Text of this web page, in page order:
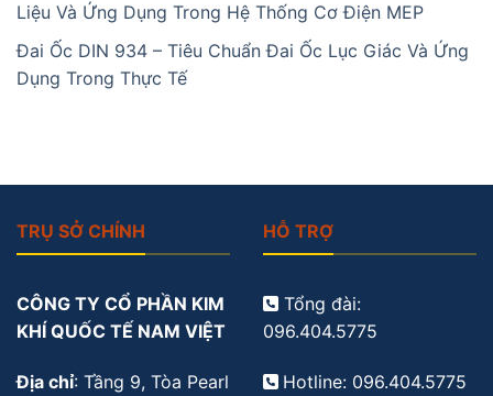
Liệu Và Ứng Dụng Trong Hệ Thống Cơ Điện MEP
Đai Ốc DIN 934 – Tiêu Chuẩn Đai Ốc Lục Giác Và Ứng
Dụng Trong Thực Tế
TRỤ SỞ CHÍNH
CÔNG TY CỔ PHẦN KIM
KHÍ QUỐC TẾ NAM VIỆT
Địa chỉ: Tầng 9, Tòa Pearl
HỖ TRỢ
Tổng đài:
096.404.5775
Hotline: 096.404.5775